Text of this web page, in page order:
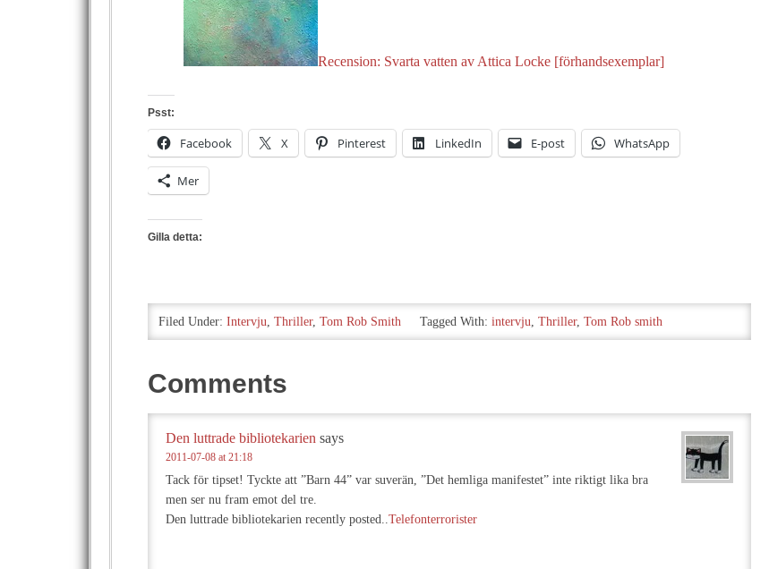
Recension: Svarta vatten av Attica Locke [förhandsexemplar]
Psst:
Facebook X Pinterest LinkedIn E-post WhatsApp
Mer
Gilla detta:
Filed Under: Intervju, Thriller, Tom Rob Smith Tagged With: intervju, Thriller, Tom Rob smith
Comments
Den luttrade bibliotekarien says
2011-07-08 at 21:18
Tack för tipset! Tyckte att ”Barn 44” var suverän, ”Det hemliga manifestet” inte riktigt lika bra
men ser nu fram emot del tre.
Den luttrade bibliotekarien recently posted..Telefonterrorister